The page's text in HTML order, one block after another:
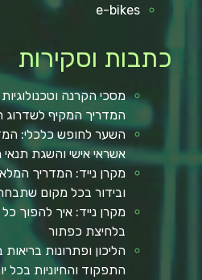
e-bikes
כתבות וסקירות
מסכי הקרנה
המדריך המקיף לשדרוג
השער לחופש כלכלי:
אשראי אישי והשגת תנאי
מקרן נייד: המדריך המלא
ובידור בכל מקום שתבחרו
מקרן נייד: איך להפוך
בלחיצת כפתור
הליכון ופתרונות בריאות
התפקוד והחיוניות בכל יום